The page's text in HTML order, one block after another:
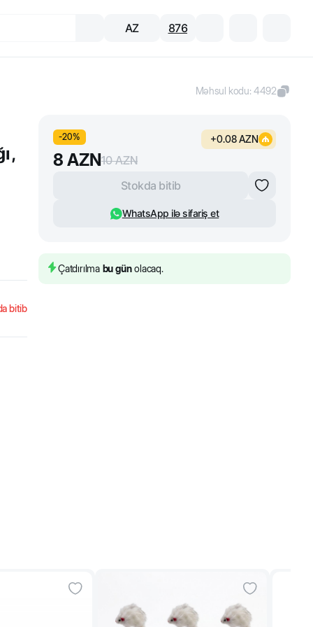
AZ 876
Məhsul kodu:4492
bitib
-20% +0.08AZN
8 AZN10 AZN
Stokda bitib
WhatsApp ilə sifariş et
Çatdırılma bu günolacaq.